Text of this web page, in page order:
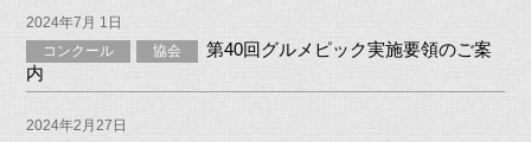
2024年7月 1日
コンクール
協会
第40回グルメピック実施要領のご案
内
2024年2月27日